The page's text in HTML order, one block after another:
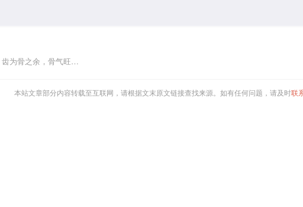
齿为骨之余，骨气旺…
本站文章部分内容转载至互联网，请根据文末原文链接查找来源。如有任何问题，请及时联